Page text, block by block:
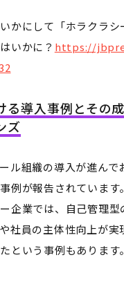
かにして「ホラクラシ
いかに？ https://
る導入事例とその
ズ
ル組織の導入が進んで
例が報告されています
企業では、自己管理型
社員の主体性向上が実
という事例もあります。